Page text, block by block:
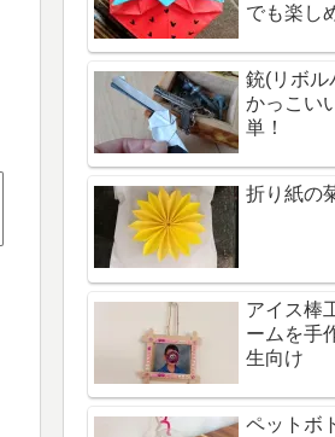
でも楽し
銃(リボル
かっこい
単！
折り紙の
アイス棒
ームを手
生向け
ペットボ